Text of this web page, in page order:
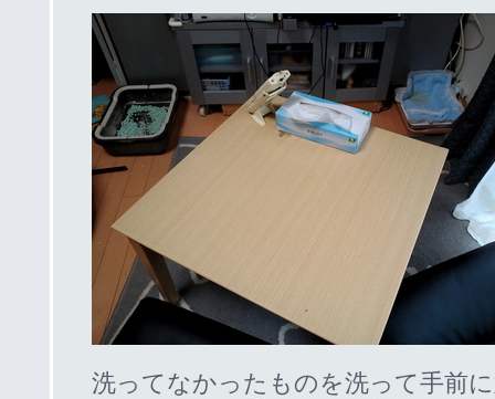
洗ってなかったものを洗って手前